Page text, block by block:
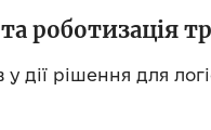
роботизація
дії рішення для